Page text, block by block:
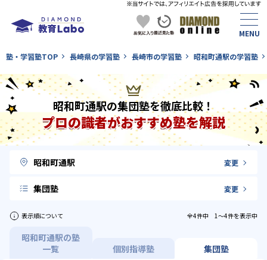
塾・学習塾TOP 長崎県の学習塾 長崎市の学習塾 昭和町通駅の学習塾
昭和町通駅の集団塾を徹底比較！
プロの識者がおすすめ塾を解説
昭和町通駅 変更
集団塾 変更
表示順について 全4件中 1〜4件を表示中
昭和町通駅の塾
一覧
個別指導塾 集団塾